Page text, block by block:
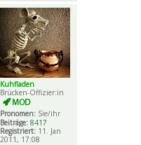
Kuhfladen
Brücken-Offizier:in
Pronomen: Sie/ihr
Beiträge: 8417
Registriert: 11. Jan
2011, 17:08